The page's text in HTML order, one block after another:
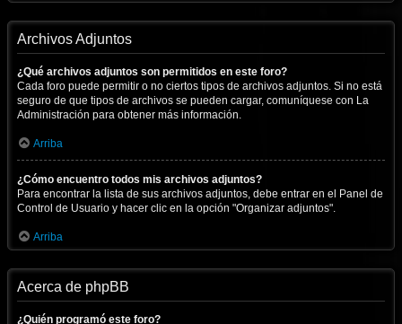
Archivos Adjuntos
¿Qué archivos adjuntos son permitidos en este foro?
Cada foro puede permitir o no ciertos tipos de archivos adjuntos. Si no está
seguro de que tipos de archivos se pueden cargar, comuníquese con La
Administración para obtener más información.
Arriba
¿Cómo encuentro todos mis archivos adjuntos?
Para encontrar la lista de sus archivos adjuntos, debe entrar en el Panel de
Control de Usuario y hacer clic en la opción "Organizar adjuntos".
Arriba
Acerca de phpBB
¿Quién programó este foro?